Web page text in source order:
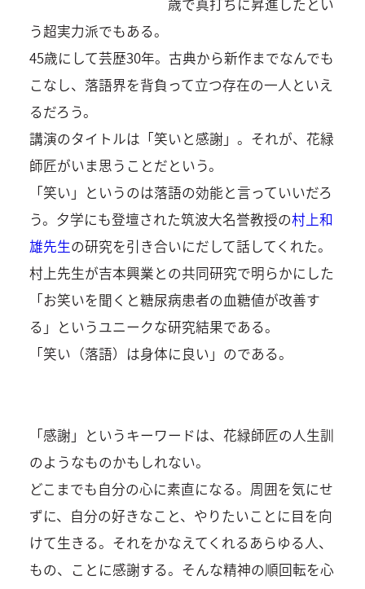
歳で真打ちに昇進したとい
う超実力派でもある。
45歳にして芸歴30年。古典から新作までなんでも
こなし、落語界を背負って立つ存在の一人といえ
るだろう。
講演のタイトルは「笑いと感謝」。それが、花緑
師匠がいま思うことだという。
「笑い」というのは落語の効能と言っていいだろ
う。夕学にも登壇された筑波大名誉教授の村上和
雄先生の研究を引き合いにだして話してくれた。
村上先生が吉本興業との共同研究で明らかにした
「お笑いを聞くと糖尿病患者の血糖値が改善す
る」というユニークな研究結果である。
「笑い（落語）は身体に良い」のである。
「感謝」というキーワードは、花緑師匠の人生訓
のようなものかもしれない。
どこまでも自分の心に素直になる。周囲を気にせ
ずに、自分の好きなこと、やりたいことに目を向
けて生きる。それをかなえてくれるあらゆる人、
もの、ことに感謝する。そんな精神の順回転を心